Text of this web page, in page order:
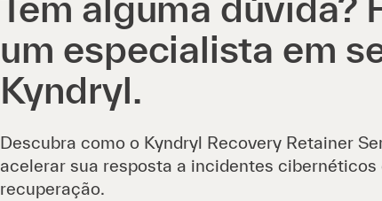
um especialista em
Kyndryl.
Descubra como o Kyndryl Recovery Retainer
acelerar sua resposta a incidentes cibernéticos
recuperação.